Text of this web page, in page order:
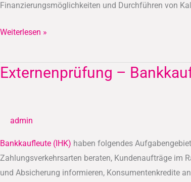
Finanzierungsmöglichkeiten und Durchführen von
Weiterlesen »
Externenprüfung –
admin
Bankkaufleute (IHK) haben folgendes
Zahlungsverkehrsarten beraten, Kundenaufträge im
und Absicherung informieren, Konsumentenkredite
Externenprüfung